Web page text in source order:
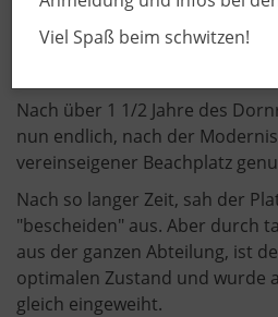
Nach über 1 1/2 Jahre des
nun endlich, nach der
vereinseigener Beachplatz
Nach so langer Zeit, sah der
"bescheiden" aus. Aber durch
aus der ganzen Abteilung, ist
optimalen Zustand und wurde
gleich eingeweiht.
Viel Spaß beim schwitzen!